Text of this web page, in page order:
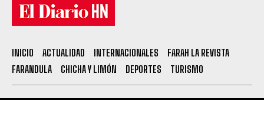
INICIO ACTUALIDAD INTERNACIONALES
FARAH LA REVISTA
FARANDULA
CHICHA Y LIMÓN DEPORTES TURISMO